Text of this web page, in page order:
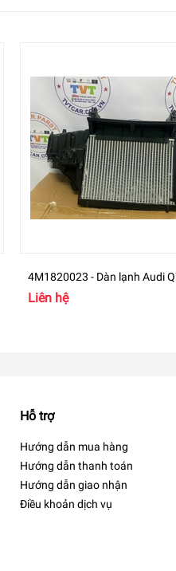
4M1820023 - Dàn lạnh Audi
Liên hệ
Hỗ trợ
Hướng dẫn mua hàng
Hướng dẫn thanh toán
Hướng dẫn giao nhận
Điều khoản dịch vụ